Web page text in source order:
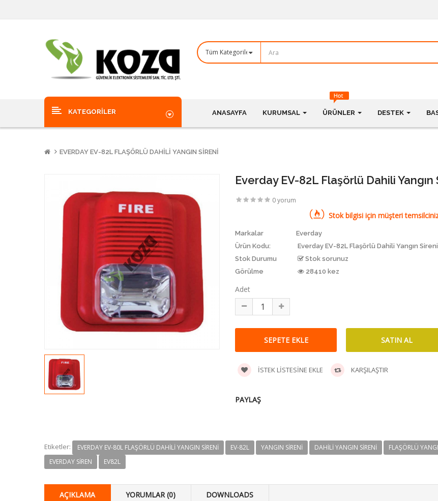
KATEGORILER ANASAYFA KURUMSAL ÜRÜNLER DESTEK
EVERDAY EV-82L FLAŞÖRLÜ DAHILI YANGIN SIRENI
Everday EV-82L Flaşörlü Dahili Yangın
0 yorum
Stok bilgisi için müşteri
Markalar
Everday
Ürün Kodu:
Everday EV-82L Flaşörlü Dahili Yangın Sireni
Stok Durumu
Stok sorunuz
Görülme
28410 kez
Adet
İSTEK LISTESINE EKLE KARŞILAŞTIR
PAYLAŞ
Etiketler: EVERDAY EV-80L FLAŞÖRLÜ DAHILI YANGIN SIRENI EV-82L YANGIN SIRENI DAHILI YANGIN SIRENI
FLAŞÖRLÜ
EVERDAY SIREN
EV82L
AÇIKLAMA YORUMLAR (0) DOWNLOADS